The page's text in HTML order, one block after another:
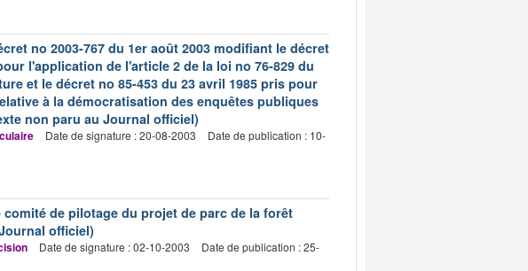
no 2003-767 du 1er août 2003 modifiant le décret
l'application de l'article 2 de la loi no 76-829 du
et le décret no 85-453 du 23 avril 1985 pris pour
à la démocratisation des enquêtes publiques
non paru au Journal officiel)
Date de signature : 20-08-2003
Date de publication : 10-
de pilotage du projet de parc de la forêt
officiel)
Date de signature : 02-10-2003
Date de publication : 25-